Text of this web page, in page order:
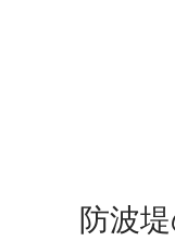
防波